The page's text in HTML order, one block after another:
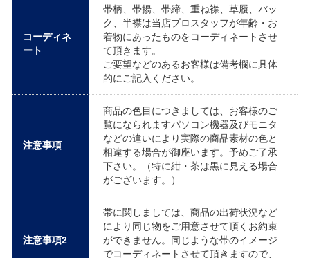
コーディネ
ート
帯柄、帯揚、帯締、重ね襟、草履、バッ
ク、半襟は当店プロスタッフが年齢・お
着物にあったものをコーディネートさせ
て頂きます。
ご要望などのあるお客様は備考欄に具体
的にご記入ください。
注意事項
商品の色目につきましては、お客様のご
覧になられますパソコン機器及びモニタ
などの違いにより実際の商品素材の色と
相違する場合が御座います。予めご了承
下さい。（特に紺・茶は黒に見える場合
がございます。）
注意事項2
帯に関しましては、商品の出荷状況など
により同じ物をご用意させて頂くお約束
ができません。同じような帯のイメージ
でコーディネートさせて頂きますので、